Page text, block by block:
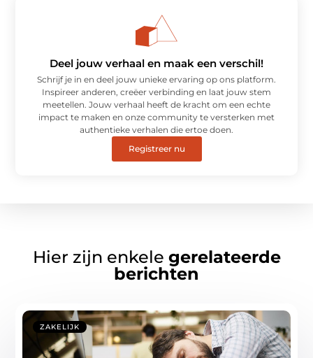
Deel jouw verhaal en maak een verschil!
Schrijf je in en deel jouw unieke ervaring op ons platform.
Inspireer anderen, creëer verbinding en laat jouw stem
meetellen. Jouw verhaal heeft de kracht om een echte
impact te maken en onze community te versterken met
authentieke verhalen die ertoe doen.
Registreer nu
Hier zijn enkele gerelateerde
berichten
ZAKELIJK